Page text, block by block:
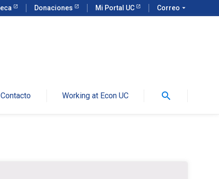
Donaciones Mi Portal UC Correo arrow_drop_down
Contacto Working at Econ UC search